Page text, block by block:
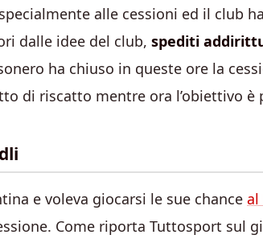
alle cessioni ed il club
dalle idee del club, spediti
ha chiuso in queste ore la
di riscatto mentre ora l’obiettivo è
e voleva giocarsi le sue chance al
Come riporta Tuttosport sul